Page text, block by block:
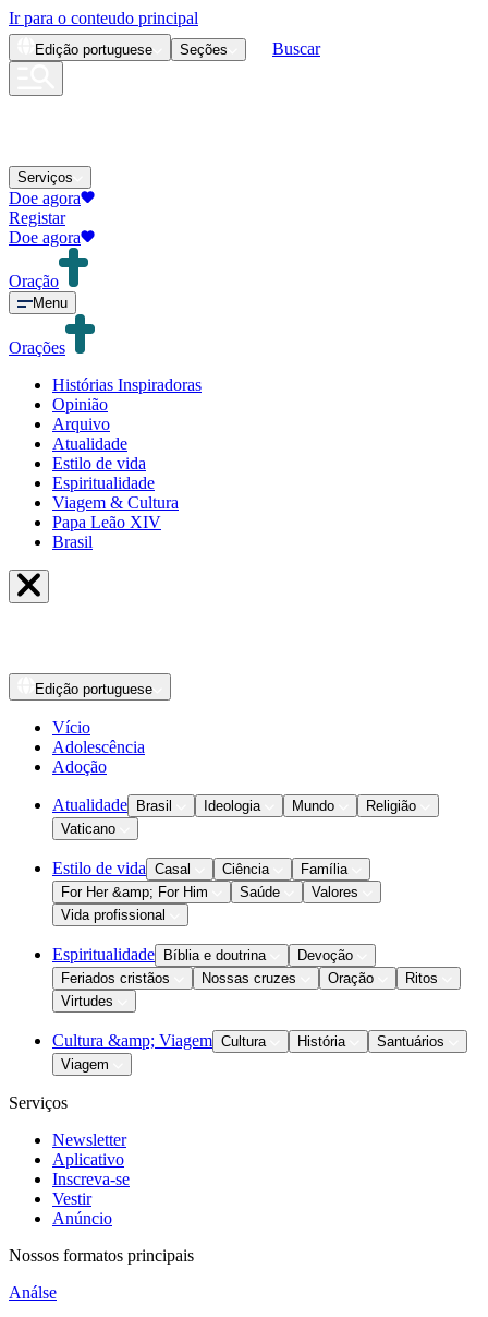
Ir para o conteudo principal
Edição portuguese Seções Buscar
Serviços
Doe agora
Registar
Doe agora
Oração
Menu
Orações
Histórias Inspiradoras
Opinião
Arquivo
Atualidade
Estilo de vida
Espiritualidade
Viagem & Cultura
Papa Leão XIV
Brasil
Edição portuguese
Vício
Adolescência
Adoção
Atualidade Brasil Ideologia Mundo
Religião
Vaticano
Estilo de vida Casal Ciência
Família
For Her &amp; For Him
Saúde
Valores
Vida profissional
Espiritualidade Bíblia e doutrina
Devoção
Feriados cristãos
Nossas cruzes Oração
Ritos
Virtudes
Cultura &amp; Viagem Cultura História
Santuários
Viagem
Serviços
Newsletter
Aplicativo
Inscreva-se
Vestir
Anúncio
Nossos formatos principais
Análse